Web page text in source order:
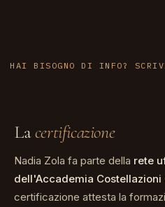
HAI BISOGNO DI INFO?
Lacertificazione
Nadia Zola fa parte della rete
dell'Accademia Costellazioni
certificazione attesta la